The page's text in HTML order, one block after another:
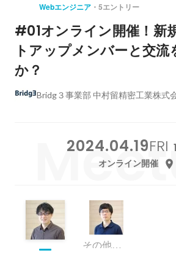
Webエンジニア 5エントリー
#01オンライン開催！新
トアップメンバーと交
か？
Bridg３事業部 中村留精密工業株式
2024.04.19FRI
オンライン開催
その他エンジニア